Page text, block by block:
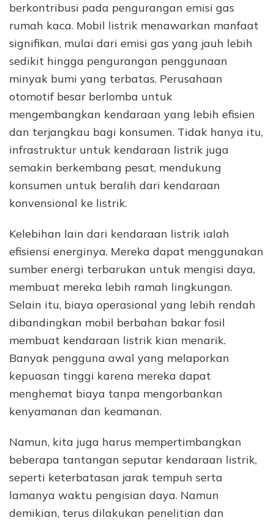
berkontribusi pada pengurangan emisi gas
rumah kaca. Mobil listrik menawarkan manfaat
signifikan, mulai dari emisi gas yang jauh lebih
sedikit hingga pengurangan penggunaan
minyak bumi yang terbatas. Perusahaan
otomotif besar berlomba untuk
mengembangkan kendaraan yang lebih efisien
dan terjangkau bagi konsumen. Tidak hanya itu,
infrastruktur untuk kendaraan listrik juga
semakin berkembang pesat, mendukung
konsumen untuk beralih dari kendaraan
konvensional ke listrik.
Kelebihan lain dari kendaraan listrik ialah
efisiensi energinya. Mereka dapat menggunakan
sumber energi terbarukan untuk mengisi daya,
membuat mereka lebih ramah lingkungan.
Selain itu, biaya operasional yang lebih rendah
dibandingkan mobil berbahan bakar fosil
membuat kendaraan listrik kian menarik.
Banyak pengguna awal yang melaporkan
kepuasan tinggi karena mereka dapat
menghemat biaya tanpa mengorbankan
kenyamanan dan keamanan.
Namun, kita juga harus mempertimbangkan
beberapa tantangan seputar kendaraan listrik,
seperti keterbatasan jarak tempuh serta
lamanya waktu pengisian daya. Namun
demikian, terus dilakukan penelitian dan